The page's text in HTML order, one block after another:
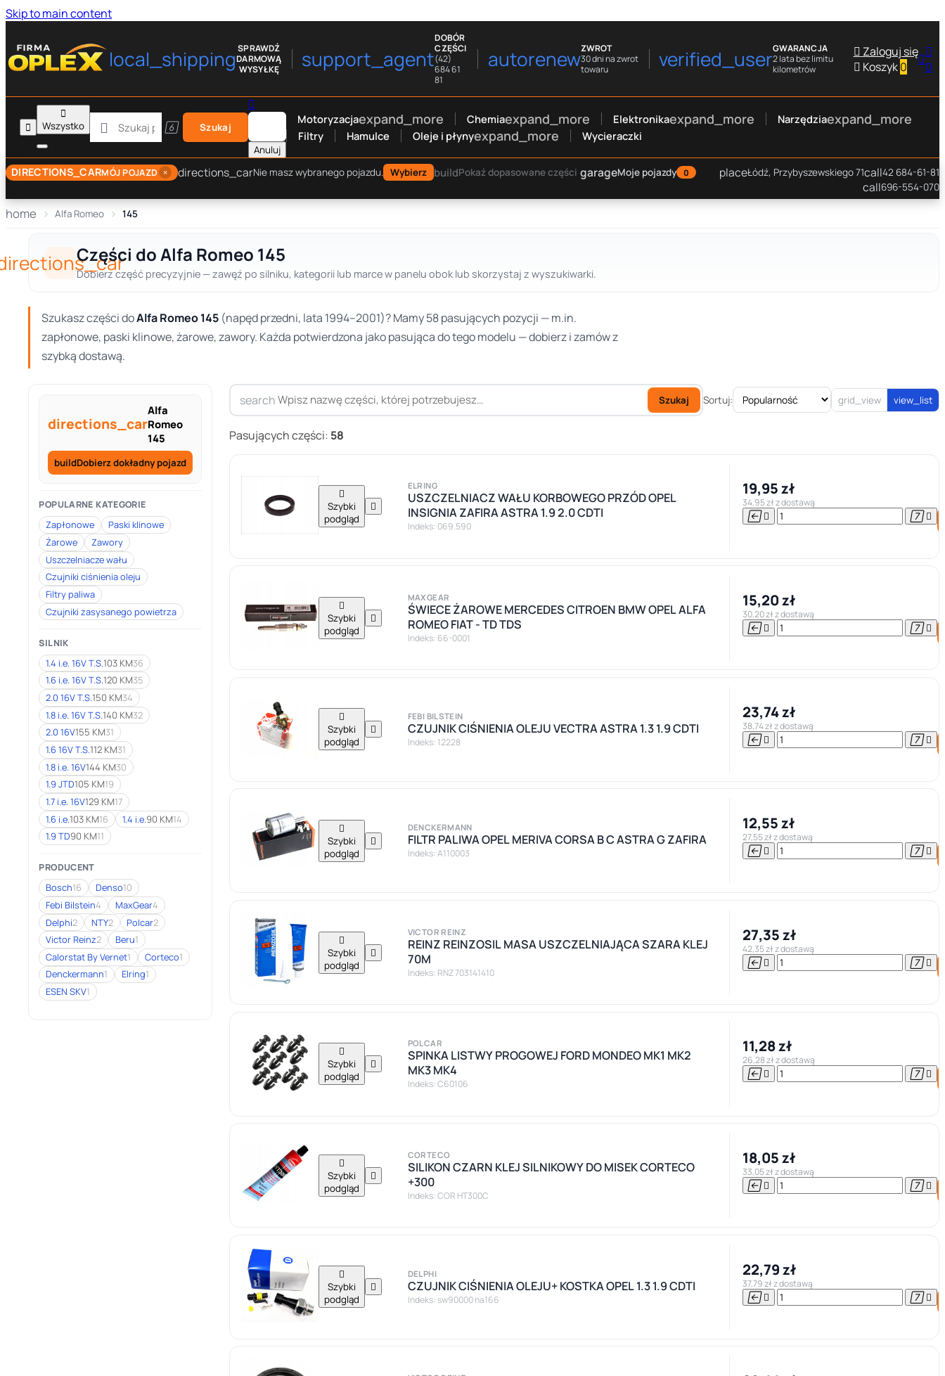
Skip to main content
local_shippingSPRAWDŹ
DARMOWĄ
WYSYŁKĘ
support_agent
DOBÓR
CZĘŚCI
(42)
684 61
81
autorenewZWROT
30 dni na zwrot
towaru
verified_userGWARANCJA
2 lata bez limitu
kilometrów
 Zaloguj się
 Koszyk 0 
0


Wszystko
  Szukaj

Anuluj
Motoryzacjaexpand_more Chemiaexpand_more Elektronikaexpand_more Narzędziaexpand_more
Filtry Hamulce Oleje i płynyexpand_more Wycieraczki
DIRECTIONS_CARMÓJ POJAZD × directions_carNie masz wybranego pojazdu. Wybierz buildPokaż dopasowane części garageMoje pojazdy 0 placeŁódź, Przybyszewskiego 71call42 684-61-81
call696-554-070
home Alfa Romeo 145
Części do Alfa Romeo 145
Dobierz część precyzyjnie — zawęź po silniku, kategorii lub marce w panelu obok lub skorzystaj z wyszukiwarki.
Szukasz części doAlfa Romeo 145 (napęd przedni, lata 1994–2001)? Mamy 58 pasujących pozycji — m.in.
zapłonowe, paski klinowe, żarowe, zawory. Każda potwierdzona jako pasująca do tego modelu — dobierz i zamów z
szybką dostawą.
directions_car
Alfa
Romeo
145
buildDobierz dokładny pojazd
POPULARNE KATEGORIE
Zapłonowe
Paski klinowe
Żarowe
Zawory
Uszczelniacze wału
Czujniki ciśnienia oleju
Filtry paliwa
Czujniki zasysanego powietrza
SILNIK
1.4 i.e. 16V T.S. 103 KM36
1.6 i.e. 16V T.S.120 KM35
2.0 16V T.S.150 KM34
1.8 i.e. 16V T.S. 140 KM32
2.0 16V155 KM31
1.6 16V T.S.112 KM31
1.8 i.e. 16V144 KM30
1.9 JTD105 KM19
1.7 i.e. 16V129 KM17
1.6 i.e. 103 KM16 1.4 i.e. 90 KM14
1.9 TD90 KM11
PRODUCENT
Bosch16 Denso10
Febi Bilstein4 MaxGear4
Delphi2 NTY2 Polcar2
Victor Reinz2 Beru1
Calorstat By Vernet1 Corteco1
Denckermann1 Elring1
ESEN SKV1
search Szukaj Sortuj: grid_view view_list
Pasujących części: 58

Szybki
podgląd

ELRING
USZCZELNIACZ WAŁU KORBOWEGO PRZÓD OPEL
INSIGNIA ZAFIRA ASTRA 1.9 2.0 CDTI
Indeks: 069.590
19,95 zł
34,95 zł z dostawą
   

Szybki
podgląd

MAXGEAR
ŚWIECE ŻAROWE MERCEDES CITROEN BMW OPEL ALFA
ROMEO FIAT - TD TDS
Indeks: 66-0001
15,20 zł
30,20 zł z dostawą
   

Szybki
podgląd

FEBI BILSTEIN
CZUJNIK CIŚNIENIA OLEJU VECTRA ASTRA 1.3 1.9 CDTI
Indeks: 12228
23,74 zł
38,74 zł z dostawą
   

Szybki
podgląd

DENCKERMANN
FILTR PALIWA OPEL MERIVA CORSA B C ASTRA G ZAFIRA
Indeks: A110003
12,55 zł
27,55 zł z dostawą
   

Szybki
podgląd

VICTOR REINZ
REINZ REINZOSIL MASA USZCZELNIAJĄCA SZARA KLEJ
70M
Indeks: RNZ 703141410
27,35 zł
42,35 zł z dostawą
   

Szybki
podgląd

POLCAR
SPINKA LISTWY PROGOWEJ FORD MONDEO MK1 MK2
MK3 MK4
Indeks: C60106
11,28 zł
26,28 zł z dostawą
   

Szybki
podgląd

CORTECO
SILIKON CZARN KLEJ SILNIKOWY DO MISEK CORTECO
+300
Indeks: COR HT300C
18,05 zł
33,05 zł z dostawą
   

Szybki
podgląd

DELPHI
CZUJNIK CIŚNIENIA OLEJU+ KOSTKA OPEL 1.3 1.9 CDTI
Indeks: sw90000 na166
22,79 zł
37,79 zł z dostawą
   